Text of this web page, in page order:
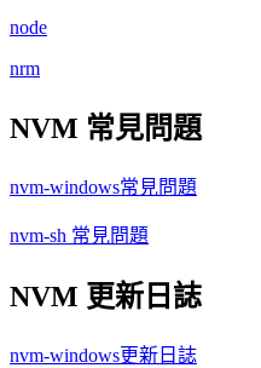
node
nrm
NVM 常見問題
nvm-windows常見問題
nvm-sh 常見問題
NVM 更新日誌
nvm-windows更新日誌